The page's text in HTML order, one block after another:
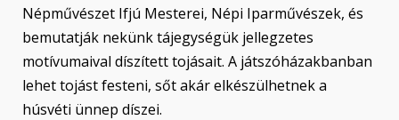
Népművészet Ifjú Mesterei, Népi Iparművészek, és
bemutatják nekünk tájegységük jellegzetes
motívumaival díszített tojásait. A játszóházakbanban
lehet tojást festeni, sőt akár elkészülhetnek a
húsvéti ünnep díszei.